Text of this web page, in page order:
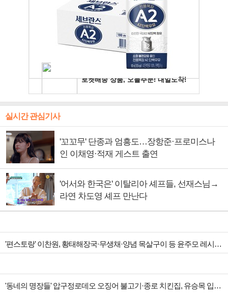
실시간 관심기사
'꼬꼬무' 단종과 엄흥도…장항준·프로미스나
인 이채영·적재 게스트 출연
'어서와 한국은' 이탈리아 셰프들, 선재스님→
라연 차도영 셰프 만난다
'편스토랑' 이찬원, 황태해장국·무생채·양념 목살구이 등 윤주모 레시피 섭렵
'동네의 명장들' 압구정로데오 오징어 불고기·종로 치킨집, 유승목 입맛 저격